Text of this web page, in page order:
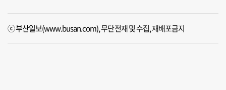
ⓒ 부산일보(www.busan.com), 무단전재 및 수집, 재배포금지